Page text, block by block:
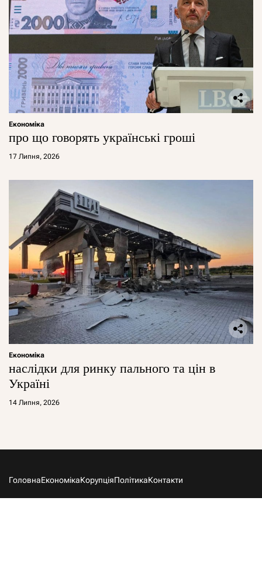
Економіка
про що говорять українські гроші
17 Липня, 2026
Економіка
наслідки для ринку пального та цін в
Україні
14 Липня, 2026
ГоловнаЕкономікаКорупціяПолітикаКонтакти